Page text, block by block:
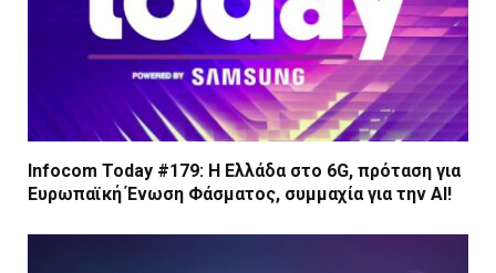
Infocom Today #179: Η Ελλάδα στο 6G, πρόταση για
Ευρωπαϊκή Ένωση Φάσματος, συμμαχία για την AI!